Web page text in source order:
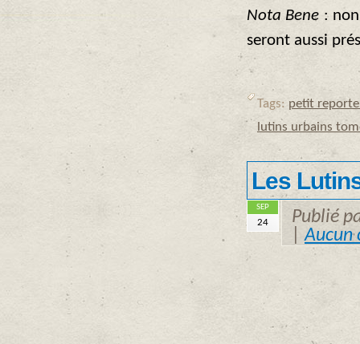
Nota Bene :
seront aussi
Tags: petit
lutins urbains
Les
SEP
24
Publié
|Aucun